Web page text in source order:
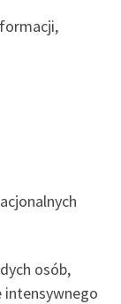
osób,
intensywnego